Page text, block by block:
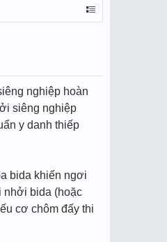
nghiệp hoàn
siêng nghiệp
y danh thiếp
bida khiến ngơi
nhởi bida (hoặc
cơ chôm đấy thi